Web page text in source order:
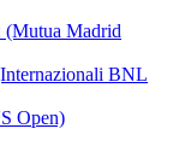
Madrid
BNL
Open)